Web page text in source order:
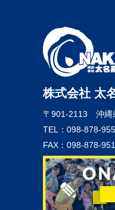
株式会社 太
〒901-2113 沖縄
TEL：098-878-
FAX：098-878-